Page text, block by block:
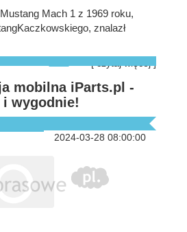
Mach 1 z 1969 roku,
znalazł
mobilna iParts.pl -
wygodnie!
2024-03-28 08:00:00